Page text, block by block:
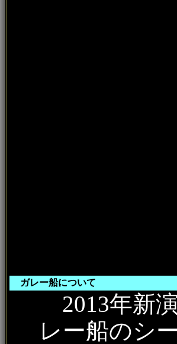
ガレー船について
2013年新
レー船のシ